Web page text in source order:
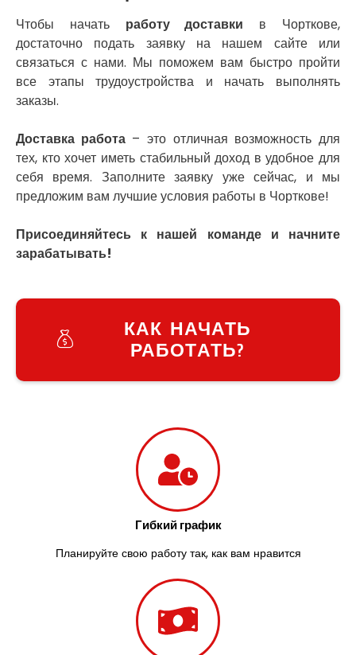
Чтобы начать работу доставки в Чорткове,
достаточно подать заявку на нашем сайте или
связаться с нами. Мы поможем вам быстро пройти
все этапы трудоустройства и начать выполнять
заказы.
Доставка работа– это отличная возможность для
тех, кто хочет иметь стабильный доход в удобное для
себя время. Заполните заявку уже сейчас, и мы
предложим вам лучшие условия работы в Чорткове!
Присоединяйтесь к нашей команде и начните
зарабатывать!
КАК НАЧАТЬ
РАБОТАТЬ?
Гибкий график
Планируйте свою работу так, как вам нравится
Сумы
Светловодск
Святопетровское
Тальное
Тарасовка
Терновка
Трусковец
Тульчин
Украинка
Умань
Ужгород
Узин
Васильков
Великий Омеляник
Винница
Винники
Вишенки
Запорожье